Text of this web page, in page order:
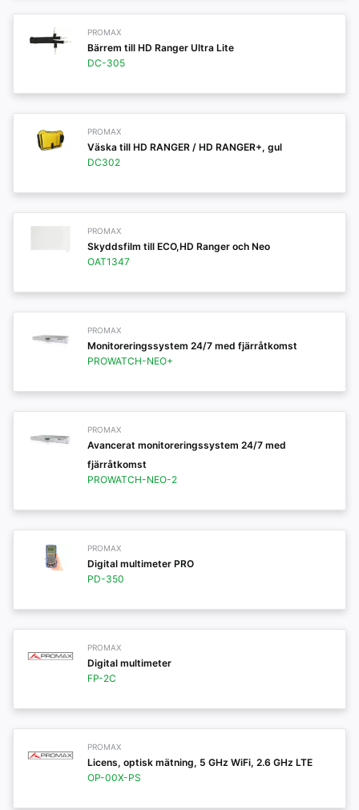
PROMAX
Bärrem till HD Ranger Ultra Lite
DC-305
PROMAX
Väska till HD RANGER / HD RANGER+, gul
DC302
PROMAX
Skyddsfilm till ECO,HD Ranger och Neo
OAT1347
PROMAX
Monitoreringssystem 24/7 med fjärråtkomst
PROWATCH-NEO+
PROMAX
Avancerat monitoreringssystem 24/7 med
fjärråtkomst
PROWATCH-NEO-2
PROMAX
Digital multimeter PRO
PD-350
PROMAX
Digital multimeter
FP-2C
PROMAX
Licens, optisk mätning, 5 GHz WiFi, 2.6 GHz LTE
OP-00X-PS